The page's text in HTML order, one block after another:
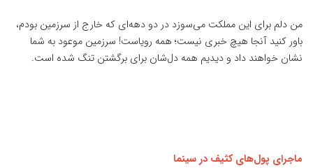
من دلم برای این مملکت می‌سوزد در دو دهه‌ای که خارج از سرزمین بودم،
باور کنید آنجا هیچ خبری نیست؛ همه رویاست! سرزمین موعود به شما
نشان خواهند داد و دیدیم همه دل‌شان برای برگشتن تنگ شده است.
ماجرای پول‌های کثیف در سینما